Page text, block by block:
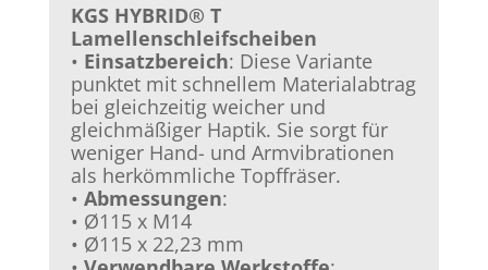
KGS HYBRID® T
Lamellenschleifscheiben
• Einsatzbereich: Diese Variante
punktet mit schnellem Materialabtrag
bei gleichzeitig weicher und
gleichmäßiger Haptik. Sie sorgt für
weniger Hand- und Armvibrationen
als herkömmliche Topffräser.
• Abmessungen:
• Ø115 x M14
• Ø115 x 22,23 mm